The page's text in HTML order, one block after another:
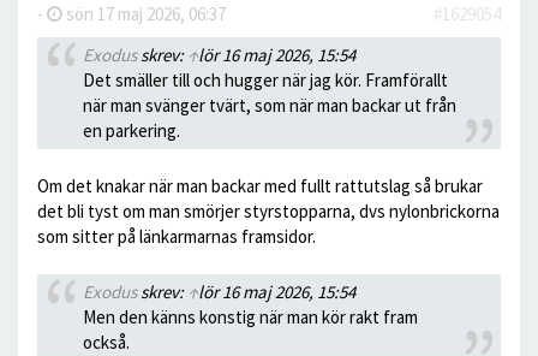
- sön 17 maj 2026, 06:37
#1629054
Exodusskrev: ↑lör 16 maj 2026, 15:54
Det smäller till och hugger när jag kör. Framförallt
när man svänger tvärt, som när man backar ut från
en parkering.
Om det knakar när man backar med fullt rattutslag så brukar
det bli tyst om man smörjer styrstopparna, dvs nylonbrickorna
som sitter på länkarmarnas framsidor.
Exodusskrev: ↑lör 16 maj 2026, 15:54
Men den känns konstig när man kör rakt fram
också.